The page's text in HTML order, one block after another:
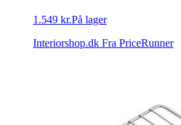
1.549 kr.På lager
Interiorshop.dk Fra PriceRunner